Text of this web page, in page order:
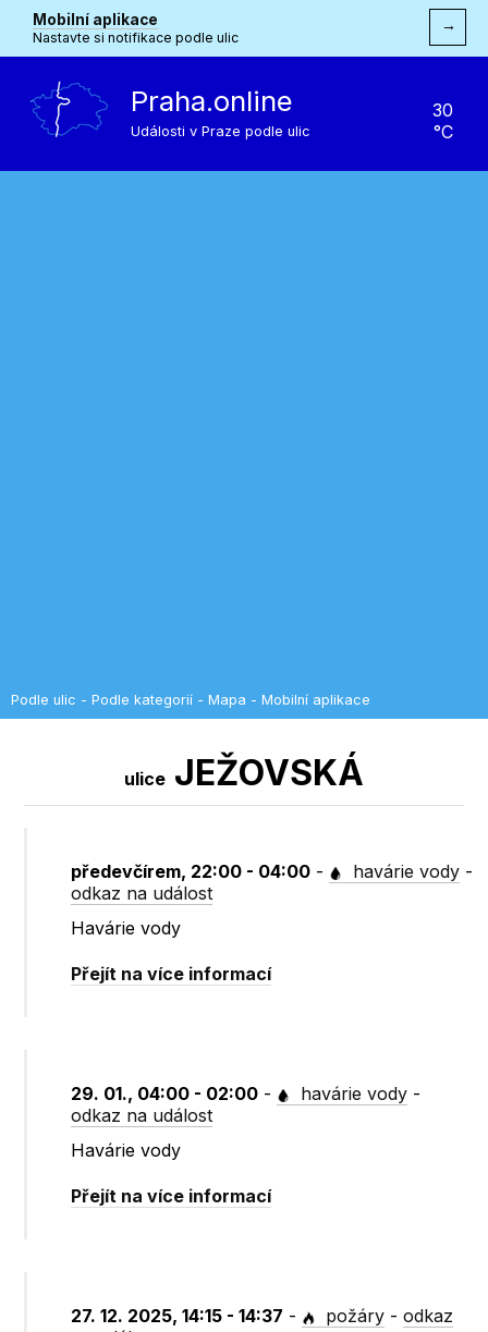
Mobilní aplikace
Nastavte si notifikace podle ulic
→
Praha.online
Události v Praze podle ulic
30
°C
Podle ulic - Podle kategorií - Mapa - Mobilní aplikace
ulice JEŽOVSKÁ
předevčírem, 22:00 - 04:00 - havárie vody -
odkaz na událost
Havárie vody
Přejít na více informací
29. 01., 04:00 - 02:00 - havárie vody -
odkaz na událost
Havárie vody
Přejít na více informací
27. 12. 2025, 14:15 - 14:37 - požáry -odkaz